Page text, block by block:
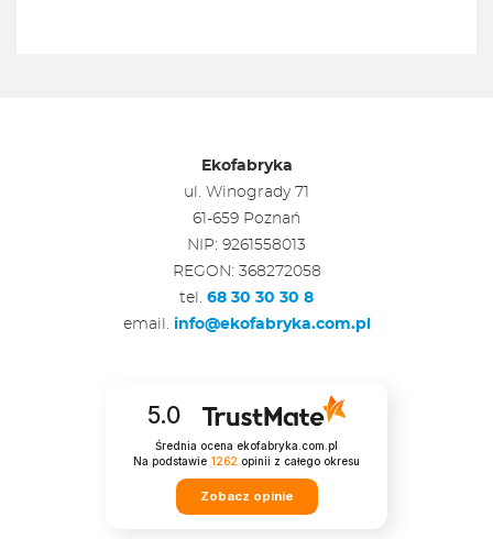
Ekofabryka
ul. Winogrady 71
61-659 Poznań
NIP: 9261558013
REGON: 368272058
tel. 68 30 30 30 8
email. info@ekofabryka.com.pl
5.0
Średnia ocena ekofabryka.com.pl
Na podstawie 1262 opinii z całego okresu
Zobacz opinie